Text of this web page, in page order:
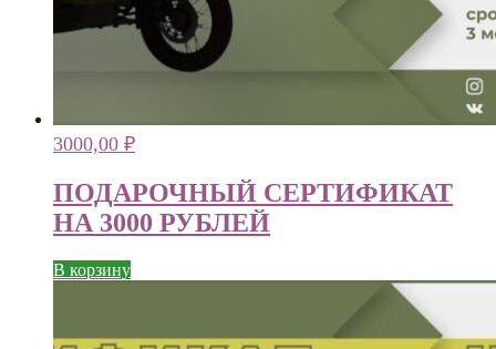
3000,00 ₽
ПОДАРОЧНЫЙ СЕРТИФИКАТ
НА 3000 РУБЛЕЙ
В корзину